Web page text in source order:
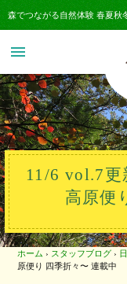
森でつながる自然体験 春夏秋
menu
11/6 vol.7
高原便
ホーム › スタッフブログ ›
原便り 四季折々〜 連載中